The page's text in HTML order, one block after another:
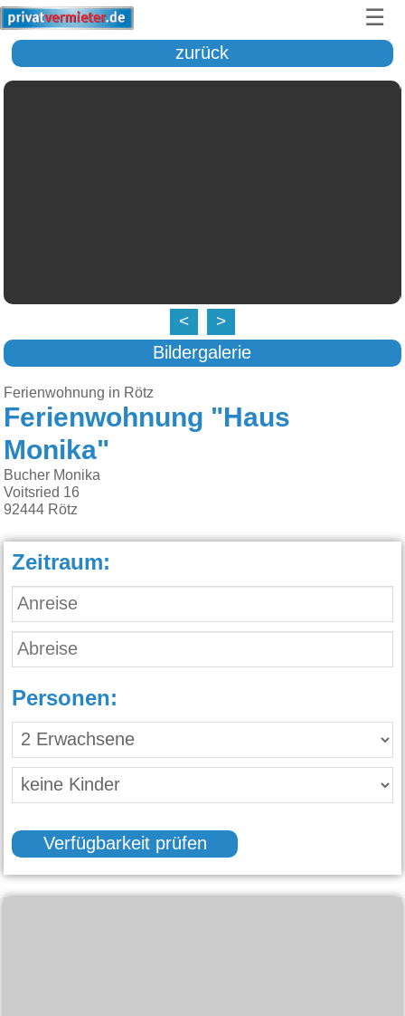
☰
zurück
< >
Bildergalerie
Ferienwohnung in Rötz
Ferienwohnung "Haus
Monika"
Bucher Monika
Voitsried 16
92444 Rötz
Zeitraum:
Personen:
Verfügbarkeit prüfen